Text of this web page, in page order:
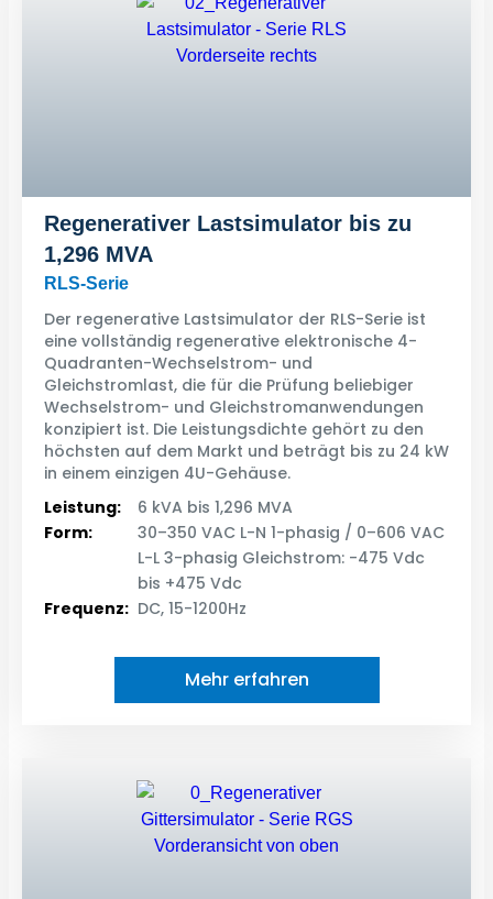
Regenerativer Lastsimulator bis zu
1,296 MVA
RLS-Serie
Der regenerative Lastsimulator der RLS-Serie ist
eine vollständig regenerative elektronische 4-
Quadranten-Wechselstrom- und
Gleichstromlast, die für die Prüfung beliebiger
Wechselstrom- und Gleichstromanwendungen
konzipiert ist. Die Leistungsdichte gehört zu den
höchsten auf dem Markt und beträgt bis zu 24 kW
in einem einzigen 4U-Gehäuse.
Leistung:
6 kVA bis 1,296 MVA
Form:
30–350 VAC L-N 1-phasig / 0–606 VAC
L-L 3-phasig Gleichstrom: -475 Vdc
bis +475 Vdc
Frequenz: DC, 15-1200Hz
Mehr erfahren